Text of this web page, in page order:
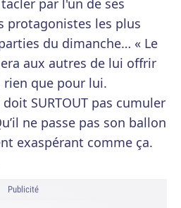
par l'un de ses
protagonistes les plus
du dimanche… « Le
aux autres de lui offrir
que pour lui.
doit SURTOUT pas cumuler
ne passe pas son ballon
exaspérant comme ça.
Publicité